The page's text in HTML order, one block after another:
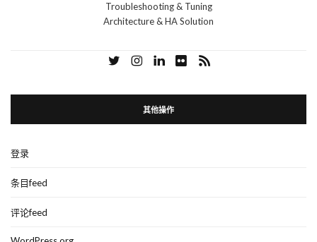
Troubleshooting & Tuning
Architecture & HA Solution
其他操作
登录
条目feed
评论feed